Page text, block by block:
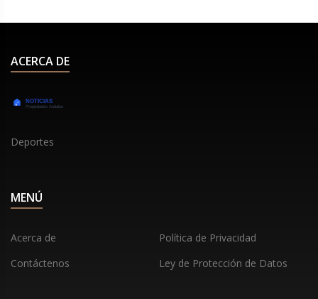
ACERCA DE
Deportes
MENÚ
Acerca de
Política de Privacidad
Contáctenos
Ley de Protección de Datos